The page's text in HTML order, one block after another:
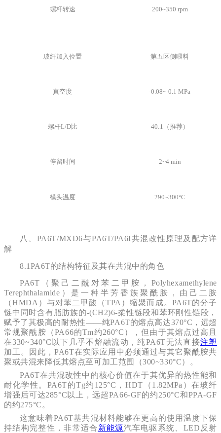
螺杆转速 200~350 rpm
玻纤加入位置 第五区侧喂料
真空度 -0.08~-0.1 MPa
螺杆L/D比 40:1（推荐）
停留时间 2~4 min
模头温度 290~300°C
八、 PA6T/MXD6与PA6T/PA6I共混改性原理及配方详
解
8.1PA6T的结构特征及其在共混中的角色
PA6T（聚己二酰对苯二甲胺，Polyhexamethylene
Terephthalamide）是一种半芳香族聚酰胺，由己二胺
（HMDA）与对苯二甲酸（TPA）缩聚而成。PA6T的分子
链中同时含有脂肪族的-(CH2)6-柔性链段和苯环刚性链段，
赋予了其极高的耐热性——纯PA6T的熔点高达370°C，远超
常规聚酰胺（PA66的Tm约260°C），但由于其熔点过高且
在330~340°C以下几乎不熔融流动，纯PA6T无法直接注塑
加工。因此，PA6T在实际应用中必须通过与其它聚酰胺共
聚或共混来降低其熔点至可加工范围（300~330°C）。
PA6T在共混改性中的核心价值在于其优异的热性能和
耐化学性。PA6T的Tg约125°C，HDT（1.82MPa）在玻纤
增强后可达285°C以上，远超PA66-GF的约250°C和PPA-GF
的约275°C。
这意味着PA6T基共混材料能够在更高的使用温度下保
持结构完整性，非常适合 新能源汽车电驱系统、LED反射